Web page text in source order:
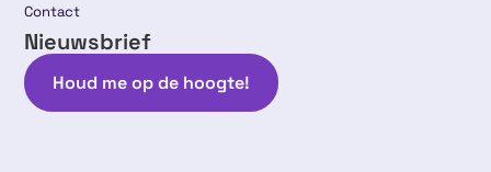
Contact
Nieuwsbrief
Houd me op de hoogte!